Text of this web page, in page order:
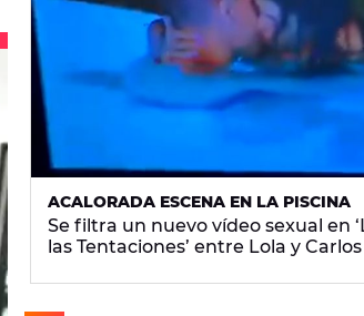
ACALORADA ESCENA EN LA PISCINA
Se filtra un nuevo vídeo sexual en
las Tentaciones’ entre Lola y Carlos